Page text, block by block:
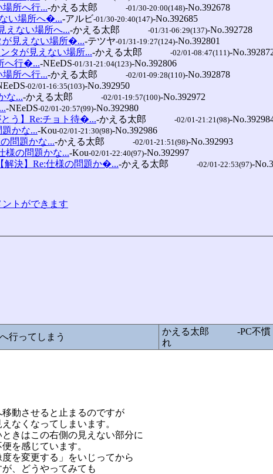
場所へ行...-かえる太郎 -01/30-20:00(148)-No.392678
い場所へ�...-アルビ-01/30-20:40(147)-No.392685
えない場所へ...-かえる太郎 -01/31-06:29(137)-No.392728
が見えない場所�...-テツヤ-01/31-19:27(124)-No.392801
タが見えない場所...-かえる太郎 -02/01-08:47(111)-
へ行�...-NEeDS-01/31-21:04(123)-No.392806
場所へ行...-かえる太郎 -02/01-09:28(110)-No.392878
-02/01-16:35(103)-No.392950
な...-かえる太郎 -02/01-19:57(100)-No.392972
-NEeDS-02/01-20:57(99)-No.392980
う】Re:チョト待�...-かえる太郎 -02/01-21:21(98)-
かな...-Kou-02/01-21:30(98)-No.392986
問題かな...-かえる太郎 -02/01-21:51(98)-No.392993
様の問題かな...-Kou-02/01-22:40(97)-No.392997
解決】Re:仕様の問題か�...-かえる太郎 -02/01-22:53(97)-
ントができます
行ってしまう
かえる太郎 -PC不慣
れ
動させると止まるのですが
なくなってしまいます。
きはこの右側の見えない部分に
を感じています。
を変更する」をいじってから
、どうやってみても